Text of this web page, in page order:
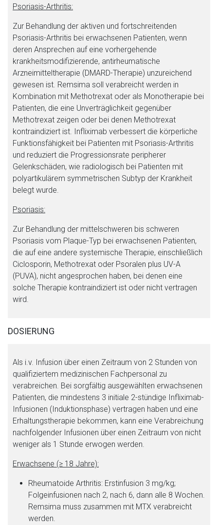
Psoriasis-Arthritis:
Zur Behandlung der aktiven und fortschreitenden
Psoriasis-Arthritis bei erwachsenen Patienten, wenn
deren Ansprechen auf eine vorhergehende
krankheitsmodifizierende, antirheumatische
Arzneimitteltherapie (DMARD-Therapie) unzureichend
gewesen ist. Remsima soll verabreicht werden in
Kombination mit Methotrexat oder als Monotherapie bei
Patienten, die eine Unverträglichkeit gegenüber
Methotrexat zeigen oder bei denen Methotrexat
kontraindiziert ist. Infliximab verbessert die körperliche
Funktionsfähigkeit bei Patienten mit Psoriasis-Arthritis
und reduziert die Progressionsrate peripherer
Gelenkschäden, wie radiologisch bei Patienten mit
polyartikulärem symmetrischen Subtyp der Krankheit
belegt wurde.
Psoriasis:
Zur Behandlung der mittelschweren bis schweren
Psoriasis vom Plaque-Typ bei erwachsenen Patienten,
die auf eine andere systemische Therapie, einschließlich
Ciclosporin, Methotrexat oder Psoralen plus UV-A
(PUVA), nicht angesprochen haben, bei denen eine
solche Therapie kontraindiziert ist oder nicht vertragen
wird.
DOSIERUNG
Als i.v. Infusion über einen Zeitraum von 2 Stunden von
qualifiziertem medizinischen Fachpersonal zu
verabreichen. Bei sorgfältig ausgewählten erwachsenen
Patienten, die mindestens 3 initiale 2-stündige Infliximab-
Infusionen (Induktionsphase) vertragen haben und eine
Erhaltungstherapie bekommen, kann eine Verabreichung
nachfolgender Infusionen über einen Zeitraum von nicht
weniger als 1 Stunde erwogen werden.
Erwachsene (≥ 18 Jahre):
Rheumatoide Arthritis: Erstinfusion 3 mg/kg;
Folgeinfusionen nach 2, nach 6, dann alle 8 Wochen.
Remsima muss zusammen mit MTX verabreicht
werden.
Betreiber verantwortlich. Ebenso gelten dort ggf. andere
Zurück zur rote-liste.de